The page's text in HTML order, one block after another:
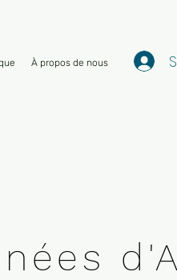
À propos de nous